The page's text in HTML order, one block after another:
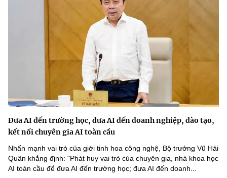
Đưa AI đến trường học, đưa AI đến doanh nghiệp, đào tạo,
kết nối chuyên gia AI toàn cầu
Nhấn mạnh vai trò của giới tinh hoa công nghệ, Bộ trưởng Vũ Hải
Quân khẳng định: "Phát huy vai trò của chuyên gia, nhà khoa học
AI toàn cầu để đưa AI đến trường học; đưa AI đến doanh...